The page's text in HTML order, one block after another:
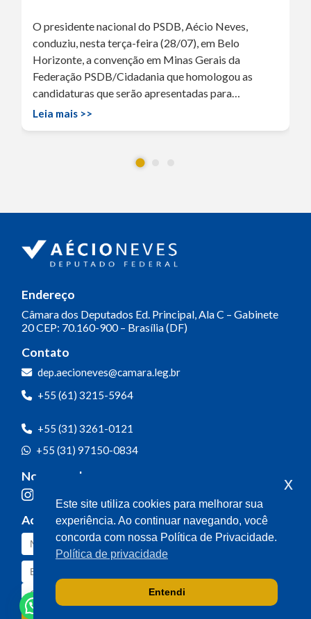
O presidente nacional do PSDB, Aécio Neves,
conduziu, nesta terça-feira (28/07), em Belo
Horizonte, a convenção em Minas Gerais da
Federação PSDB/Cidadania que homologou as
candidaturas que serão apresentadas para…
Leia mais >>
Endereço
Câmara dos Deputados Ed. Principal, Ala C – Gabinete
20CEP: 70.160-900 – Brasília (DF)
Contato
dep.aecioneves@camara.leg.br
+55 (61) 3215-5964
+55 (31) 3261-0121
+55 (31) 97150-0834
Nossas redes
Acompanhe o meu mandato
Este site utiliza cookies para melhorar sua
experiência. Ao continuar navegando, você
concorda com nossa Política de Privacidade.
Política de privacidade
Entendi
x